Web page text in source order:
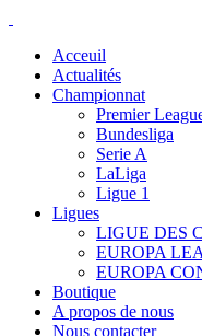
Acceuil
Actualités
Championnat
Premier
Bundesliga
Serie A
LaLiga
Ligue 1
Ligues
LIGUE DES
EUROPA
EUROPA
Boutique
A propos de nous
Nous contacter